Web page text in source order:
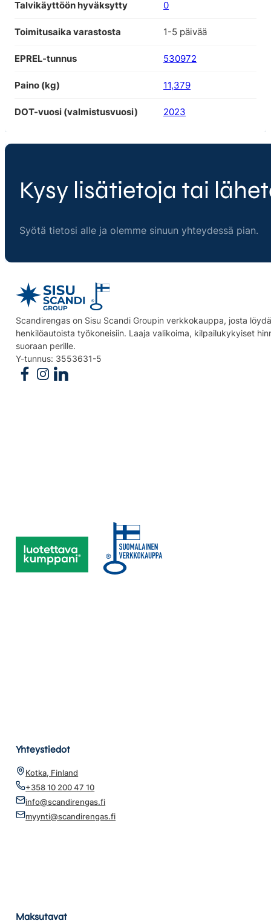
Talvikäyttöön hyväksytty 0
Toimitusaika varastosta 1-5 päivää
EPREL-tunnus 530972
Paino (kg) 11,379
DOT-vuosi (valmistusvuosi) 2023
Kysy lisätietoja tai
Syötä tietosi alle ja olemme sinuun yhteydessä pian.
Scandirengas on Sisu Scandi Groupin verkkokauppa, josta
henkilöautoista työkoneisiin. Laaja valikoima, kilpailukykyiset
suoraan perille.
Y-tunnus: 3553631-5
Follow us on Facebook
Follow us on Instagram
Follow us on Linkedin
Yhteystiedot
Kotka, Finland
+358 10 200 47 10
info@scandirengas.fi
myynti@scandirengas.fi
Maksutavat